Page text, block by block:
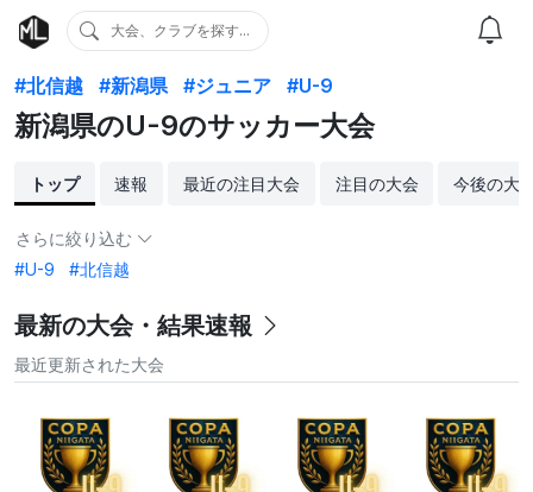
大会、クラブを探す...
#北信越 #新潟県 #ジュニア #U-9
新潟県のU-9のサッカー大会
トップ 速報 最近の注目大会 注目の大会 今後の大
さらに絞り込む
#U-9
#北信越
最新の大会・結果速報
最近更新された大会